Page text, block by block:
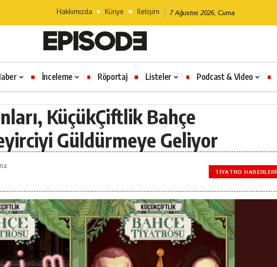
Hakkımızda Künye İletişim 7 Ağustos 2026, Cuma
İnceleme Röportaj Listeler Podcast & Video
KüçükÇiftlik Bahçe
Güldürmeye Geliyor
TIYATRO HABERLERI